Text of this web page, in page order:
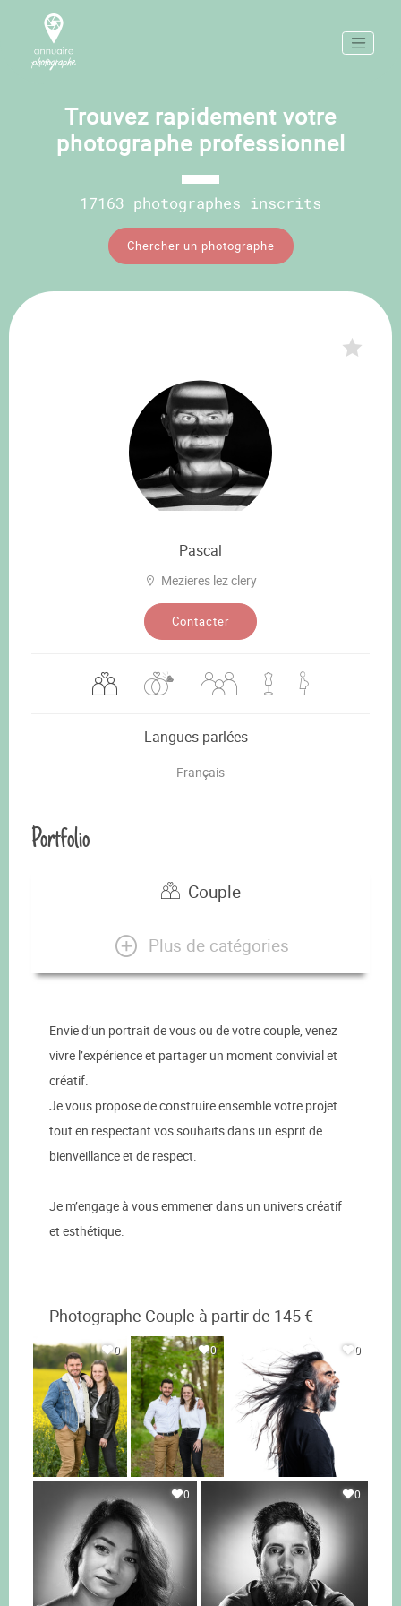
Trouvez rapidement votre
photographe professionnel
17163 photographes inscrits
Chercher un photographe
Pascal
Mezieres lez clery
Contacter
Langues parlées
Français
Portfolio
Couple
Plus de catégories
Envie d’un portrait de vous ou de votre couple, venez
vivre l’expérience et partager un moment convivial et
créatif.
Je vous propose de construire ensemble votre projet
tout en respectant vos souhaits dans un esprit de
bienveillance et de respect.
Je m’engage à vous emmener dans un univers créatif
et esthétique.
Photographe Couple à partir de 145 €
0 0 0
0 0